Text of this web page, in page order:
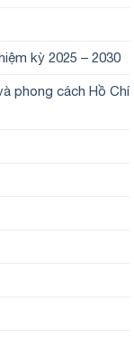
kỳ 2025 – 2030
phong cách Hồ Chí